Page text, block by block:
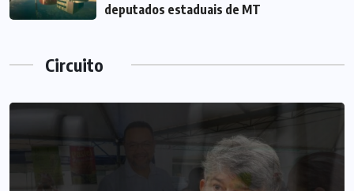
deputados estaduais de MT
Circuito